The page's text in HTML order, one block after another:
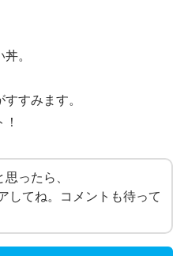
。
すみます。
ったら、
してね。コメントも待って